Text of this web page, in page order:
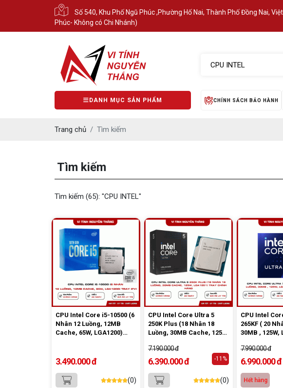
Số 540, Khu Phố Ngũ Phúc ,Phường Hố Nai, Thành Phố Đồng Nai,
Phúc- Không có Chi Nhánh)
DANH MỤC SẢN PHẨM CHÍNH SÁCH BẢO HÀNH
Trang chủ Tìm kiếm
Tìm kiếm
Tìm kiếm (65): "CPU INTEL"
CPU Intel Core i5-10500 (6
Nhân 12 Luồng, 12MB
Cache, 65W, LGA1200)
3.490.000 đ
(0)
CPU Intel Core Ultra 5
250K Plus (18 Nhân 18
Luồng, 30MB Cache, 125W,
Hãng
7.190.000 đ
6.390.000 đ -11%
(0)
CPU Intel
265KF ( 20
30MB , 125W,
7.990.000 đ
6.990.000 đ
Hết hàng